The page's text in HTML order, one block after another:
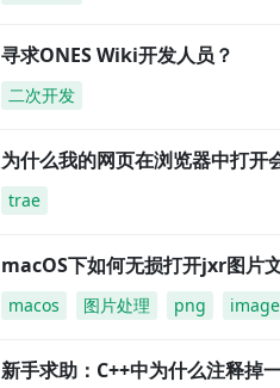
寻求ONES Wiki开发人员？
二次开发
为什么我的网页在浏览器中打开
trae
macOS下如何无损打开jxr图片
macos 图片处理 png
新手求助：C++中为什么注释掉